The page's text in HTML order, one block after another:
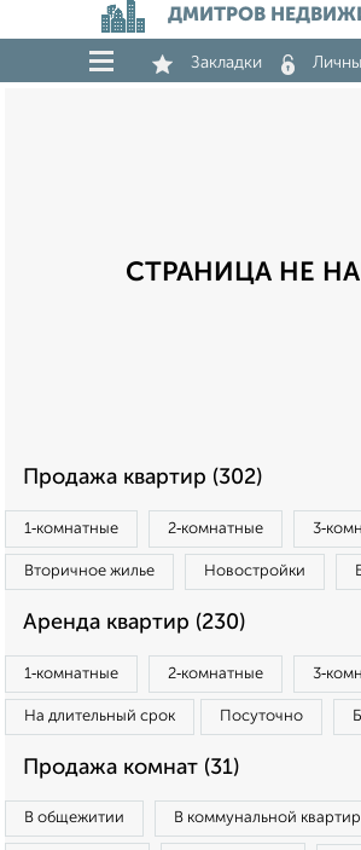
ДМИТРОВ
Закладки
СТРАНИЦА НЕ
Продажа квартир (302)
1‑комнатные 2‑комнатные
Вторичное жилье Новостройки
Аренда квартир (230)
1‑комнатные 2‑комнатные
На длительный срок Посуточно
Продажа комнат (31)
В общежитии В коммунальной